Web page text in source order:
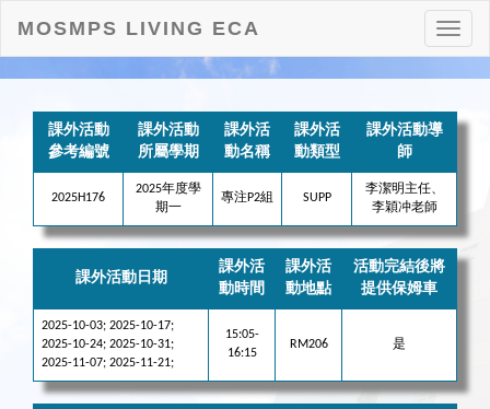
打
開
MOSMPS LIVING ECA
課外活動
參考編號
課外活動
所屬學期
課外活
動名稱
課外活
動類型
課外活動導
師
2025H176
2025年度學
期一
專注P2組 SUPP
李潔明主任、
李穎冲老師
課外活動日期
課外活
動時間
課外活
動地點
活動完結後將
提供保姆車
2025-10-03; 2025-10-17;
2025-10-24; 2025-10-31;
2025-11-07; 2025-11-21;
15:05-
16:15
RM206 是